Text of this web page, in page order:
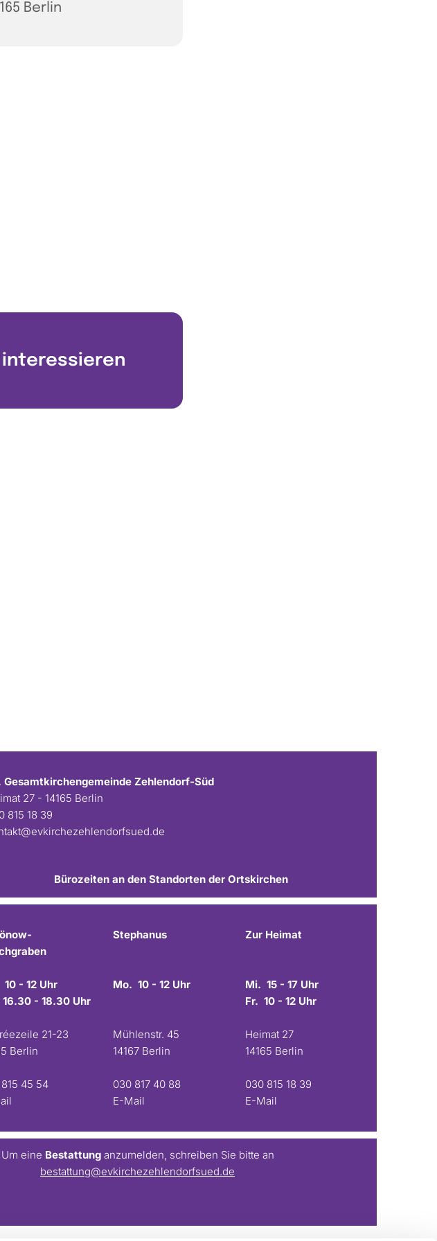
Berlin
interessieren
Gesamtkirchengemeinde Zehlendorf-Süd
27 - 14165 Berlin
815 18 39
Bürozeiten an den Standorten der Ortskirchen
- 12 Uhr
- 18.30 Uhr
21-23
Berlin
45 54
Stephanus
Mo. 10 - 12 Uhr
Mühlenstr. 45
14167 Berlin
030 817 40 88
E-Mail
Zur Heimat
Mi. 15 - 17 Uhr
Fr. 10 - 12 Uhr
Heimat 27
14165 Berlin
030 815 18 39
E-Mail
Um eine Bestattunganzumelden, schreiben Sie bitte an
bestattung@evkirchezehlendorfsued.de